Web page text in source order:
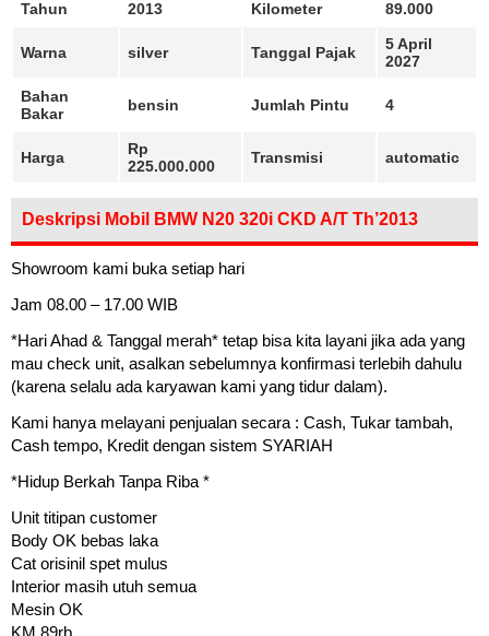
Tahun
2013 Kilometer 89.000
Warna silver Tanggal Pajak
5 April
2027
Bahan
Bakar
bensin Jumlah Pintu 4
Harga
Rp
225.000.000
Transmisi automatic
Deskripsi Mobil BMW N20 320i CKD A/T Th’2013
Showroom kami buka setiap hari
Jam 08.00 – 17.00 WIB
*Hari Ahad & Tanggal merah* tetap bisa kita layani jika ada yang
mau check unit, asalkan sebelumnya konfirmasi terlebih dahulu
(karena selalu ada karyawan kami yang tidur dalam).
Kami hanya melayani penjualan secara : Cash, Tukar tambah,
Cash tempo, Kredit dengan sistem SYARIAH
*Hidup Berkah Tanpa Riba *
Unit titipan customer
Body OK bebas laka
Cat orisinil spet mulus
Interior masih utuh semua
Mesin OK